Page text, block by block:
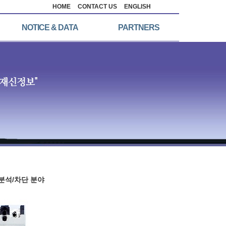
HOME CONTACT US ENGLISH
NOTICE & DATA PARTNERS
석/차단 분야